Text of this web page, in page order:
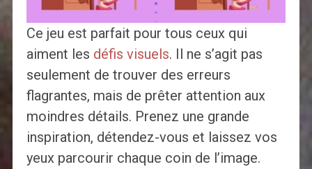
Ce jeu est parfait pour tous ceux qui
aiment les défis visuels. Il ne s’agit pas
seulement de trouver des erreurs
flagrantes, mais de prêter attention aux
moindres détails. Prenez une grande
inspiration, détendez-vous et laissez vos
yeux parcourir chaque coin de l’image.